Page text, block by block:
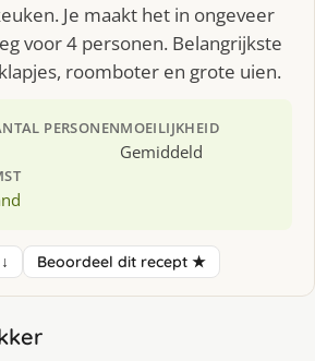
Je maakt het in ongeveer
voor 4 personen. Belangrijkste
roomboter en grote uien.
PERSONENMOEILIJKHEID
Gemiddeld
Beoordeel dit recept ★